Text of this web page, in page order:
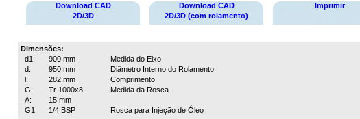
Download CAD
2D/3D
Download CAD
2D/3D (com rolamento)
Imprimir
Dimensões:
d1:
900 mm
Medida do Eixo
d:
950 mm
Diâmetro Interno do Rolamento
l:
282 mm
Comprimento
G:
Tr 1000x8
Medida da Rosca
A:
15 mm
G1:
1/4 BSP
Rosca para Injeção de Óleo